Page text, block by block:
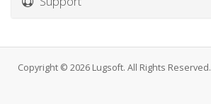
Copyright © 2026 Lugsoft. All Rights Reserved.